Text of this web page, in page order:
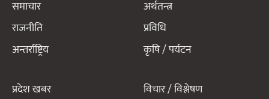
समाचार
राजनीति
अन्तर्राष्ट्रिय
अर्थतन्त्र
प्रविधि
कृषि / पर्यटन
प्रदेश खबर
विचार / विश्लेषण